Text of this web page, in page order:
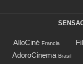
AlloCiné Francia
AdoroCinema Brasil